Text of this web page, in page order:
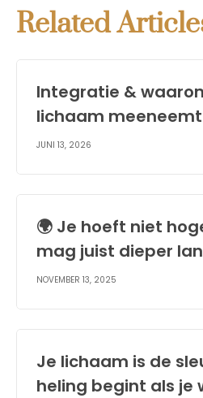
Related
Integratie &
lichaam
JUNI 13, 2026
🌍 Je hoeft niet
mag juist dieper
NOVEMBER 13, 2025
Je lichaam is de
heling begint als je